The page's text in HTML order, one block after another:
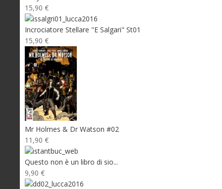
15,90 €
Incrociatore Stellare "E Salgari" St01
15,90 €
Mr Holmes & Dr Watson #02
11,90 €
Questo non è un libro di sio...
9,90 €